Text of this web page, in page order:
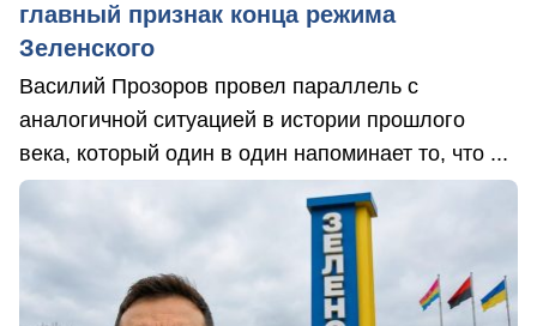
главный признак конца режима
Зеленского
Василий Прозоров провел параллель с
аналогичной ситуацией в истории прошлого
века, который один в один напоминает то, что ...